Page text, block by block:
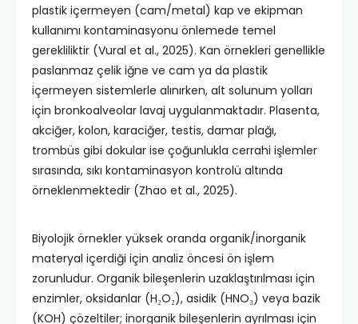
plastik içermeyen (cam/metal) kap ve ekipman
kullanımı kontaminasyonu önlemede temel
gerekliliktir (Vural et al., 2025). Kan örnekleri genellikle
paslanmaz çelik iğne ve cam ya da plastik
içermeyen sistemlerle alınırken, alt solunum yolları
için bronkoalveolar lavaj uygulanmaktadır. Plasenta,
akciğer, kolon, karaciğer, testis, damar plağı,
trombüs gibi dokular ise çoğunlukla cerrahi işlemler
sırasında, sıkı kontaminasyon kontrolü altında
örneklenmektedir (Zhao et al., 2025).
Biyolojik örnekler yüksek oranda organik/inorganik
materyal içerdiği için analiz öncesi ön işlem
zorunludur. Organik bileşenlerin uzaklaştırılması için
enzimler, oksidanlar (H₂O₂), asidik (HNO₃) veya bazik
(KOH) çözeltiler; inorganik bileşenlerin ayrılması için